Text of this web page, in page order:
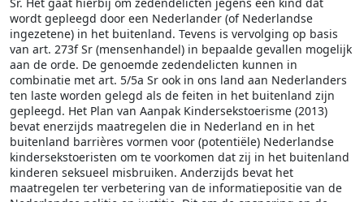
wordt gepleegd door een Nederlander (of Nederlandse
ingezetene) in het buitenland. Tevens is vervolging op basis
van art. 273f Sr (mensenhandel) in bepaalde gevallen mogelijk
aan de orde. De genoemde zedendelicten kunnen in
combinatie met art. 5/5a Sr ook in ons land aan Nederlanders
ten laste worden gelegd als de feiten in het buitenland zijn
gepleegd. Het Plan van Aanpak Kindersekstoerisme (2013)
bevat enerzijds maatregelen die in Nederland en in het
buitenland barrières vormen voor (potentiële) Nederlandse
kindersekstoeristen om te voorkomen dat zij in het buitenland
kinderen seksueel misbruiken. Anderzijds bevat het
maatregelen ter verbetering van de informatiepositie van de